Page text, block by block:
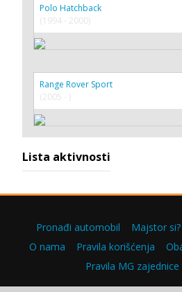
Polo Hatchback
(1994 - 2000)
Range Rover Sport
(2005 - )
Lista aktivnosti
Pronađi automobil Majstor si?
O nama
Pravila korišćenja
Pravila MG zajednice